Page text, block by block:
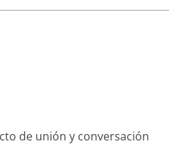
de unión y conversación